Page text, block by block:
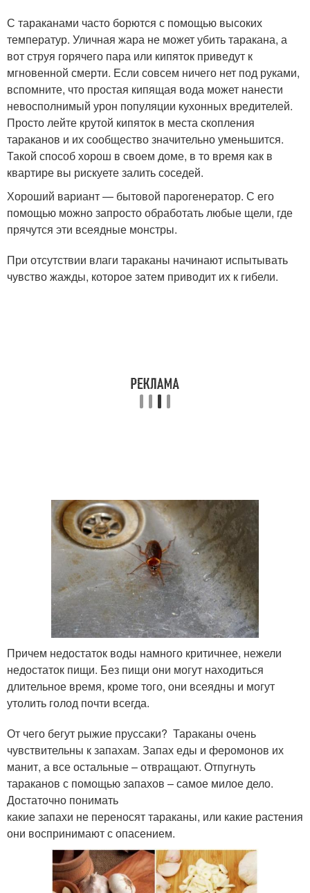
С тараканами часто борются с помощью высоких
температур. Уличная жара не может убить таракана, а
вот струя горячего пара или кипяток приведут к
мгновенной смерти. Если совсем ничего нет под руками,
вспомните, что простая кипящая вода может нанести
невосполнимый урон популяции кухонных вредителей.
Просто лейте крутой кипяток в места скопления
тараканов и их сообщество значительно уменьшится.
Такой способ хорош в своем доме, в то время как в
квартире вы рискуете залить соседей.
Хороший вариант — бытовой парогенератор. С его
помощью можно запросто обработать любые щели, где
прячутся эти всеядные монстры.
При отсутствии влаги тараканы начинают испытывать
чувство жажды, которое затем приводит их к гибели.
Причем недостаток воды намного критичнее, нежели
недостаток пищи. Без пищи они могут находиться
длительное время, кроме того, они всеядны и могут
утолить голод почти всегда.
От чего бегут рыжие пруссаки? Тараканы очень
чувствительны к запахам. Запах еды и феромонов их
манит, а все остальные – отвращают. Отпугнуть
тараканов с помощью запахов – самое милое дело.
Достаточно понимать
какие запахи не переносят тараканы, или какие растения
они воспринимают с опасением.